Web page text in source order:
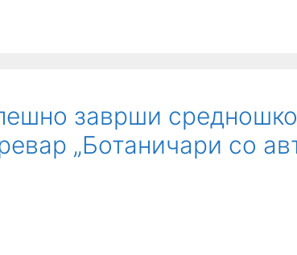
заврши
„Ботаничари со